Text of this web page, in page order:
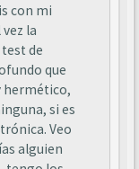
con mi
la
de
que
hermético,
si es
Veo
alguien